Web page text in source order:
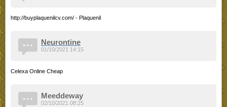
http://buyplaquenilcv.com/ - Plaquenil
Neurontine
Celexa Online Cheap
01/10/2021 14:15
Meeddeway
02/10/2021 08:25